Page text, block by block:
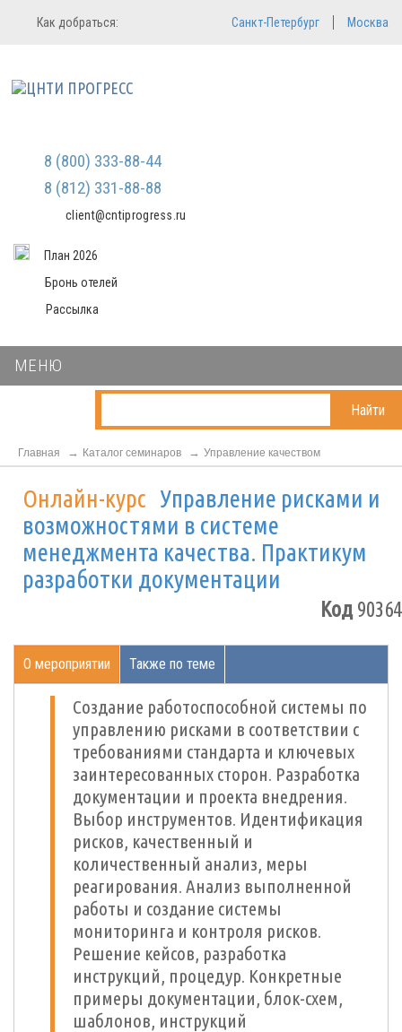
Регистрация
Мы не передаем ваши данные
третьим лицам и не рассылаем
Вход в систему
Как добраться: Санкт-Петербург Москва
8 (800) 333-88-44
8 (812) 331-88-88
client@cntiprogress.ru
План 2026
Бронь отелей
Рассылка
МЕНЮ
Найти
Главная Каталог семинаров Управление качеством
Онлайн-курс Управление рисками и
возможностями в системе
менеджмента качества. Практикум
разработки документации
Код90364
О мероприятии Также по теме
Создание работоспособной системы по
управлению рисками в соответствии с
требованиями стандарта и ключевых
заинтересованных сторон. Разработка
документации и проекта внедрения.
Выбор инструментов. Идентификация
рисков, качественный и
количественный анализ, меры
реагирования. Анализ выполненной
работы и создание системы
мониторинга и контроля рисков.
Решение кейсов, разработка
инструкций, процедур. Конкретные
примеры документации, блок-схем,
шаблонов, инструкций